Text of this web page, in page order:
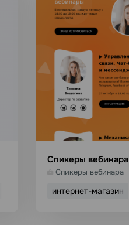
инфобизнес
Спикеры вебинара
Спикеры вебинара
интернет-магазин